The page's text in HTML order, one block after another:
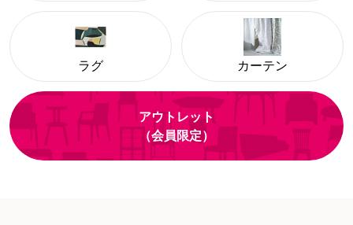
ラグ カーテン
アウトレット
（会員限定）